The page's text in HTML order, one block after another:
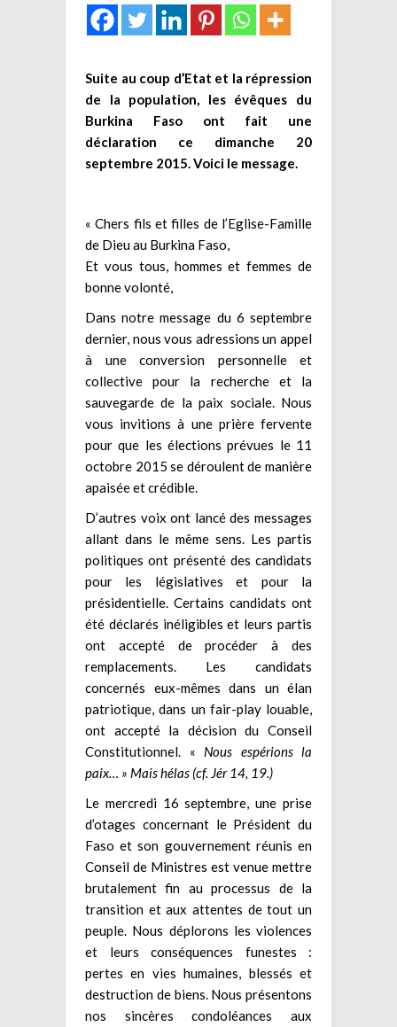
Suite au coup d’Etat et la répression
de la population, les évêques du
Burkina Faso ont fait une
déclaration ce dimanche 20
septembre 2015. Voici le message.
« Chers fils et filles de l’Eglise-Famille
de Dieu au Burkina Faso,
Et vous tous, hommes et femmes de
bonne volonté,
Dans notre message du 6 septembre
dernier, nous vous adressions un appel
à une conversion personnelle et
collective pour la recherche et la
sauvegarde de la paix sociale. Nous
vous invitions à une prière fervente
pour que les élections prévues le 11
octobre 2015 se déroulent de manière
apaisée et crédible.
D’autres voix ont lancé des messages
allant dans le même sens. Les partis
politiques ont présenté des candidats
pour les législatives et pour la
présidentielle. Certains candidats ont
été déclarés inéligibles et leurs partis
ont accepté de procéder à des
remplacements. Les candidats
concernés eux-mêmes dans un élan
patriotique, dans un fair-play louable,
ont accepté la décision du Conseil
Constitutionnel. « Nous espérions la
paix… » Mais hélas (cf. Jér 14, 19.)
Le mercredi 16 septembre, une prise
d’otages concernant le Président du
Faso et son gouvernement réunis en
Conseil de Ministres est venue mettre
brutalement fin au processus de la
transition et aux attentes de tout un
peuple. Nous déplorons les violences
et leurs conséquences funestes :
pertes en vies humaines, blessés et
destruction de biens. Nous présentons
nos sincères condoléances aux